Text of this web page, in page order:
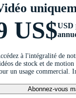
US$USD
à l'intégralité de
de stock et de motion
un usage commercial.
Abonnez-vous